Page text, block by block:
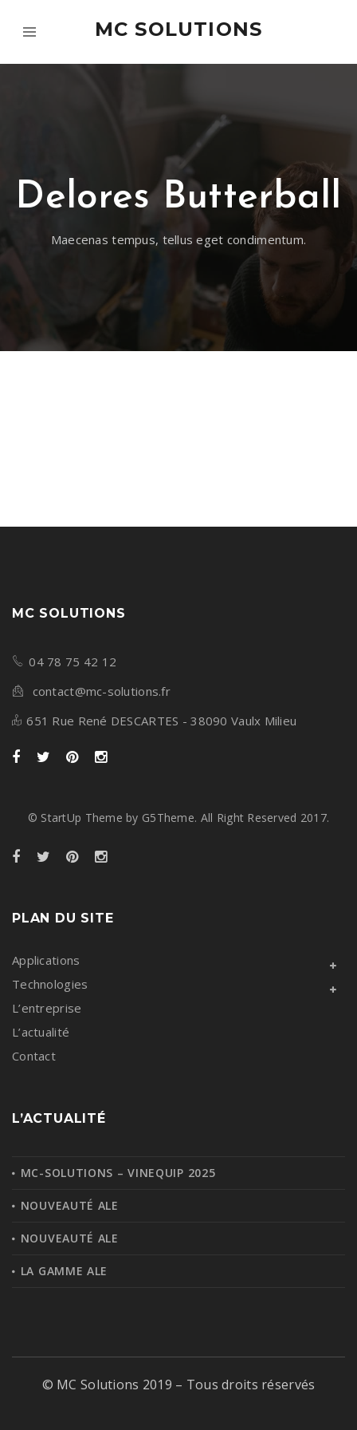
MC SOLUTIONS
Delores Butterball
Maecenas tempus, tellus eget condimentum.
MC SOLUTIONS
04 78 75 42 12
contact@mc-solutions.fr
651 Rue René DESCARTES - 38090 Vaulx Milieu
© StartUp Theme by G5Theme. All Right Reserved 2017.
PLAN DU SITE
Applications
Technologies
L’entreprise
L’actualité
Contact
L’ACTUALITÉ
MC-SOLUTIONS – VINEQUIP 2025
NOUVEAUTÉ ALE
NOUVEAUTÉ ALE
LA GAMME ALE
© MC Solutions 2019 – Tous droits réservés